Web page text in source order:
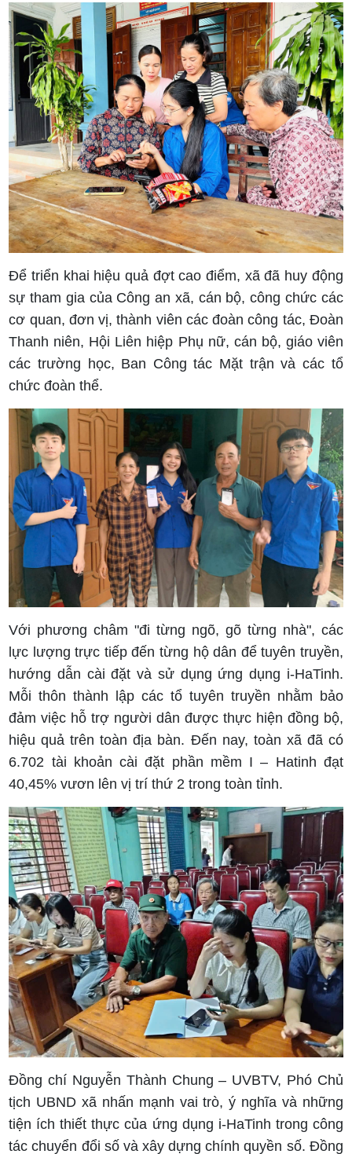
Để triển khai hiệu quả đợt cao điểm, xã đã huy động
sự tham gia của Công an xã, cán bộ, công chức các
cơ quan, đơn vị, thành viên các đoàn công tác, Đoàn
Thanh niên, Hội Liên hiệp Phụ nữ, cán bộ, giáo viên
các trường học, Ban Công tác Mặt trận và các tổ
chức đoàn thể.
Với phương châm "đi từng ngõ, gõ từng nhà", các
lực lượng trực tiếp đến từng hộ dân để tuyên truyền,
hướng dẫn cài đặt và sử dụng ứng dụng i-HaTinh.
Mỗi thôn thành lập các tổ tuyên truyền nhằm bảo
đảm việc hỗ trợ người dân được thực hiện đồng bộ,
hiệu quả trên toàn địa bàn. Đến nay, toàn xã đã có
6.702 tài khoản cài đặt phần mềm I – Hatinh đạt
40,45% vươn lên vị trí thứ 2 trong toàn tỉnh.
Đồng chí Nguyễn Thành Chung – UVBTV, Phó Chủ
tịch UBND xã nhấn mạnh vai trò, ý nghĩa và những
tiện ích thiết thực của ứng dụng i-HaTinh trong công
tác chuyển đổi số và xây dựng chính quyền số. Đồng